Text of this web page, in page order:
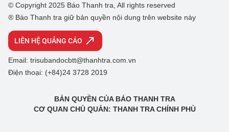
© Copyright 2025 Báo Thanh tra, All rights reserved
® Báo Thanh tra giữ bản quyền nội dung trên website này
LIÊN HỆ QUẢNG CÁO
Email: trisubandocbtt@thanhtra.com.vn
Điện thoại: (+84)24 3728 2019
BẢN QUYỀN CỦA BÁO THANH TRA
CƠ QUAN CHỦ QUẢN: THANH TRA CHÍNH PHỦ